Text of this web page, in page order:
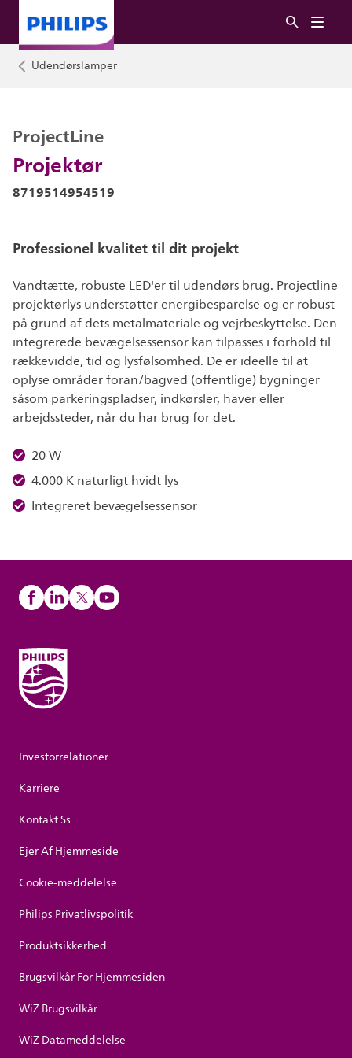
Udendørslamper
Projektør
ProjectLine
8719514954519
Professionel kvalitet til dit projekt
Vandtætte, robuste LED'er til udendørs brug. Projectline
projektørlys understøtter energibesparelse og er robust
på grund af dets metalmateriale og vejrbeskyttelse. Den
integrerede bevægelsessensor kan tilpasses i forhold til
rækkevidde, tid og lysfølsomhed. De er ideelle til at
oplyse områder foran/bagved (offentlige) bygninger
såsom parkeringspladser, indkørsler, haver eller
arbejdssteder, når du har brug for det.
20 W
4.000 K naturligt hvidt lys
Integreret bevægelsessensor
Investorrelationer
Karriere
Kontakt Ss
Ejer Af Hjemmeside
Cookie-meddelelse
Philips Privatlivspolitik
Produktsikkerhed
Brugsvilkår For Hjemmesiden
WiZ Brugsvilkår
WiZ Datameddelelse